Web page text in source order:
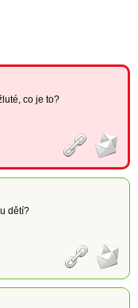
co je to?
dětí?